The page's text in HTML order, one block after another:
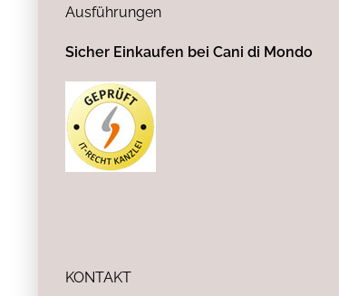
Ausführungen
Sicher Einkaufen bei Cani di Mondo
KONTAKT